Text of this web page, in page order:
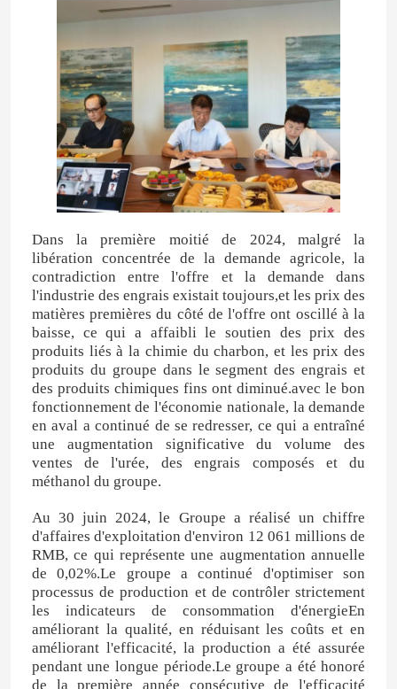
Dans la première moitié de 2024, malgré la
libération concentrée de la demande agricole, la
contradiction entre l'offre et la demande dans
l'industrie des engrais existait toujours,et les prix des
matières premières du côté de l'offre ont oscillé à la
baisse, ce qui a affaibli le soutien des prix des
produits liés à la chimie du charbon, et les prix des
produits du groupe dans le segment des engrais et
des produits chimiques fins ont diminué.avec le bon
fonctionnement de l'économie nationale, la demande
en aval a continué de se redresser, ce qui a entraîné
une augmentation significative du volume des
ventes de l'urée, des engrais composés et du
méthanol du groupe.
Au 30 juin 2024, le Groupe a réalisé un chiffre
d'affaires d'exploitation d'environ 12 061 millions de
RMB, ce qui représente une augmentation annuelle
de 0,02%.Le groupe a continué d'optimiser son
processus de production et de contrôler strictement
les indicateurs de consommation d'énergieEn
améliorant la qualité, en réduisant les coûts et en
améliorant l'efficacité, la production a été assurée
pendant une longue période.Le groupe a été honoré
de la première année consécutive de l'efficacité